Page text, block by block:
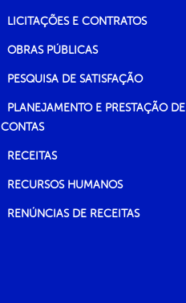
LICITAÇÕES E CONTRATOS
OBRAS PÚBLICAS
PESQUISA DE SATISFAÇÃO
PLANEJAMENTO E PRESTAÇÃO DE
CONTAS
RECEITAS
RECURSOS HUMANOS
RENÚNCIAS DE RECEITAS